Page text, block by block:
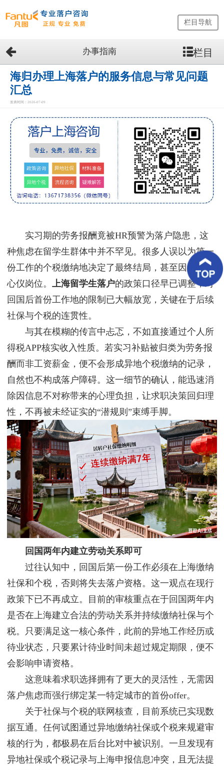
网
站
首
页
留
生
务
优
案
客
好
评
闻
资
讯
联
系
我
们
栏目导航
办事指南 栏目
海归办理上海落户的服务信息与常见问题
汇总
发表时间：2026-07-09
实习期的劳务报酬竟被HR预警为落户隐患，这
种焦虑在留学生群体中并不罕见。很多人误以为第一
份工作的个税缴纳地决定了最终结局，甚至因此放弃
心仪岗位。 上海留学生落户的政策口径早已调整，对
回国后首份工作地的限制已大幅放宽，关键在于后续
社保与个税的连贯性。
与其在模糊的传言中忐忑，不如直接通过个人所
得税APP核实收入性质。若实习补贴被归类为劳务报
酬而非工资薪金，便不会形成异地个税缴纳的记录，
自然也不构成落户障碍。这一细节的确认，能迅速消
除因信息不对称带来的心理负担，让求职决策回归理
性，不再被未经证实的“潜规则”束缚手脚。
回国两年内建立劳动关系即可
过往认知中，回国后第一份工作必须在上海缴纳
社保和个税，否则将失去落户资格。这一观点在现行
政策下已不再成立。目前的审核重点在于回国两年内
是否在上海建立合法的劳动关系并持续缴纳社保与个
税。只要满足这一核心条件，此前的异地工作经历或
待业状态，只要累计待业时间未超过规定期限，便不
会影响申请资格。
这意味着求职选择拥有了更大的灵活性，无需因
落户焦虑而强行绑定某一特定城市的首份offer。
关于社保与个税的联网核查，目前系统已实现数
据互通。任何试图通过异地缴纳社保或个税来规避审
核的行为，都极易在后台比对中被识别。一旦发现有
异地社保或个税记录与上海申报信息冲突，且无法提